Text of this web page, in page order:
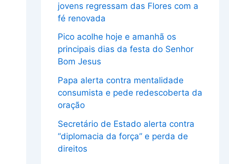
jovens regressam das Flores com a
fé renovada
Pico acolhe hoje e amanhã os
principais dias da festa do Senhor
Bom Jesus
Papa alerta contra mentalidade
consumista e pede redescoberta da
oração
Secretário de Estado alerta contra
“diplomacia da força” e perda de
direitos